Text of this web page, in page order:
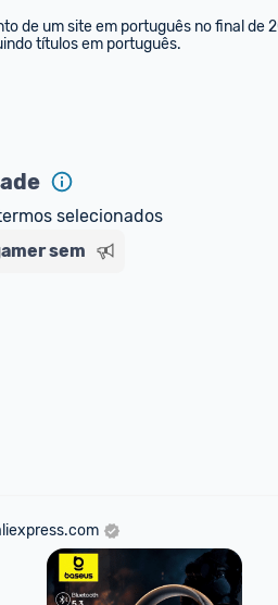
de um site em português no final de
títulos em português.
selecionados
sem